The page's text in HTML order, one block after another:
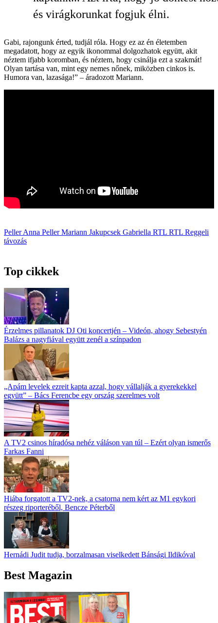
és virágkorunkat fogjuk élni.
Gabi, rajongunk érted, tudjál róla. Hogy ez az én életemben
megadatott, hogy az egyik ikonommal dolgozhatok együtt, akit
néztem ifjabb koromban, és néztem, hogy csinálja ezt a szakmát!
Olyan tartása van, mint egy nemes nőnek, miközben cinkos is.
Humora van, lazasága!” – áradozott Mariann.
Peller Anna Peller Mariann Jakupcsek Gabriella RTL RTL Reggeli
távozás
Top cikkek
Érzelmes pillanatok DJ Oti koncertjén – Videón, ahogy Sebestyén
Balázs a nagyfiával együtt zenél a színpadon
„Apám levelek ezreit kapta azzal, hogy vállalják a gyerekekkel
együtt” – Bács Ferencbe egy ország szerelmes volt
A TV2 csinos híradósa nehéz váláson van túl – Ezért olyan ismerős
Farkas Fanni
Hiába forgatott a TV2-nek, a csatorna nem kért az M1 egykori
részeg riporteréből, Bencze Péterből
Hernádi Judit tudja, borzalmasan viselkedett Bánsági Ildikóval
Best Magazin